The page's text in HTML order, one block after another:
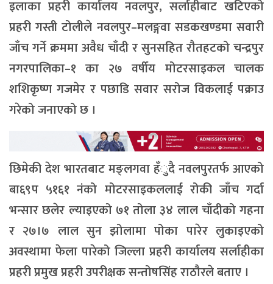
इलाका प्रहरी कार्यालय नवलपुर, सर्लाहीबाट खटिएको
प्रहरी गस्ती टोलीले नवलपुर–मलङ्गवा सडकखण्डमा सवारी
जाँच गर्ने क्रममा अवैध चाँदी र सुनसहित रौतहटको चन्द्रपुर
नगरपालिका–१ का २७ वर्षीय मोटरसाइकल चालक
शशिकृष्ण गजमेर र पछाडि सवार सरोज विकलाई पक्राउ
गरेको जनाएको छ ।
छिमेकी देश भारतबाट मङ्लगवा हँुदै नवलपुरतर्फ आएको
बा६९प ५१६१ नंको मोटरसाइकललाई रोकी जाँच गर्दा
भन्सार छलेर ल्याइएको ७१ तोला ३४ लाल चाँदीको गहना
र २७।७ लाल सुन झोलामा पोका पारेर लुकाइएको
अवस्थामा फेला पारेको जिल्ला प्रहरी कार्यालय सर्लाहीका
प्रहरी प्रमुख प्रहरी उपरीक्षक सन्तोषसिंह राठौरले बताए ।